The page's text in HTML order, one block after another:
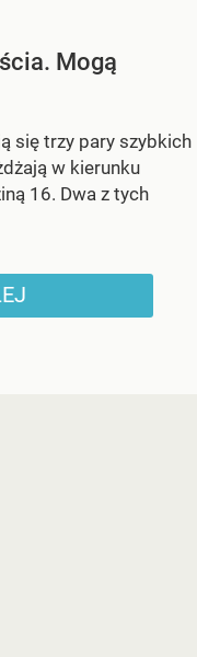
Mogą
się trzy pary szybkich
w kierunku
16. Dwa z tych